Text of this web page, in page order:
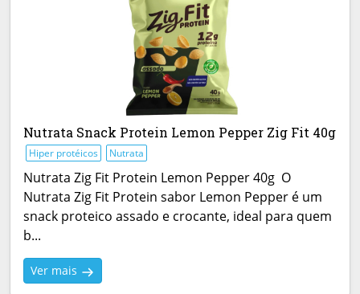
Nutrata Snack Protein Lemon Pepper Zig Fit 40g
Hiper protéicos Nutrata
Nutrata Zig Fit Protein Lemon Pepper 40g O
Nutrata Zig Fit Protein sabor Lemon Pepper é um
snack proteico assado e crocante, ideal para quem
b...
Ver mais